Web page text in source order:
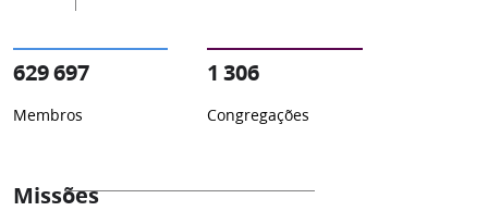
629 697
Membros
1 306
Congregações
Missões